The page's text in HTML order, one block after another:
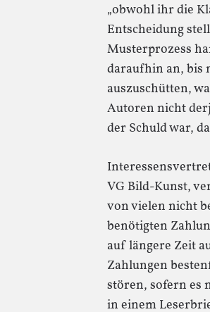
„obwohl ihr die
Entscheidung
Musterprozess
daraufhin an, bis
auszuschütten,
Autoren nicht
der Schuld war,
VG Bild-Kunst,
von vielen nicht
benötigten
auf längere Zeit
Zahlungen
stören, sofern es
in einem